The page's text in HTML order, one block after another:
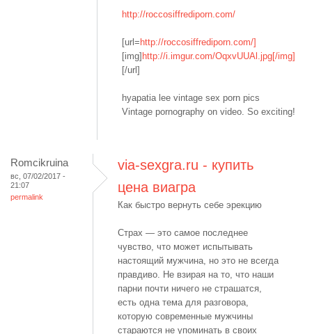
http://roccosiffrediporn.com/
[url= http://roccosiffrediporn.com/]
[img] http://i.imgur.com/OqxvUUAl.jpg[/img]
[/url]
hyapatia lee vintage sex porn pics
Vintage pornography on video. So exciting!
Romcikruina
вс, 07/02/2017 -
21:07
permalink
via-sexgra.ru - купить
цена виагра
Как быстро вернуть себе эрекцию
Страх — это самое последнее
чувство, что может испытывать
настоящий мужчина, но это не всегда
правдиво. Не взирая на то, что наши
парни почти ничего не страшатся,
есть одна тема для разговора,
которую современные мужчины
стараются не упоминать в своих